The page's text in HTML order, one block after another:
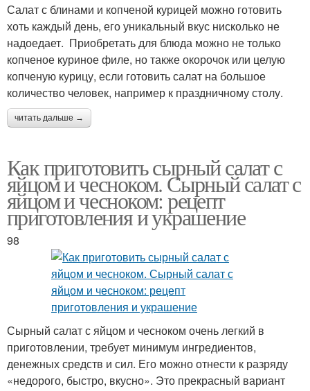
Салат с блинами и копченой курицей можно готовить
хоть каждый день, его уникальный вкус нисколько не
надоедает. Приобретать для блюда можно не только
копченое куриное филе, но также окорочок или целую
копченую курицу, если готовить салат на большое
количество человек, например к праздничному столу.
читать дальше →
Как приготовить сырный салат с
яйцом и чесноком. Сырный салат с
яйцом и чесноком: рецепт
приготовления и украшение
98
Сырный салат с яйцом и чесноком очень легкий в
приготовлении, требует минимум ингредиентов,
денежных средств и сил. Его можно отнести к разряду
«недорого, быстро, вкусно». Это прекрасный вариант